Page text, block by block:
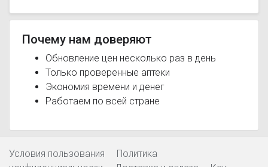
Почему нам доверяют
Обновление цен несколько раз в день
Только проверенные аптеки
Экономия времени и денег
Работаем по всей стране
Условия пользования
Политика